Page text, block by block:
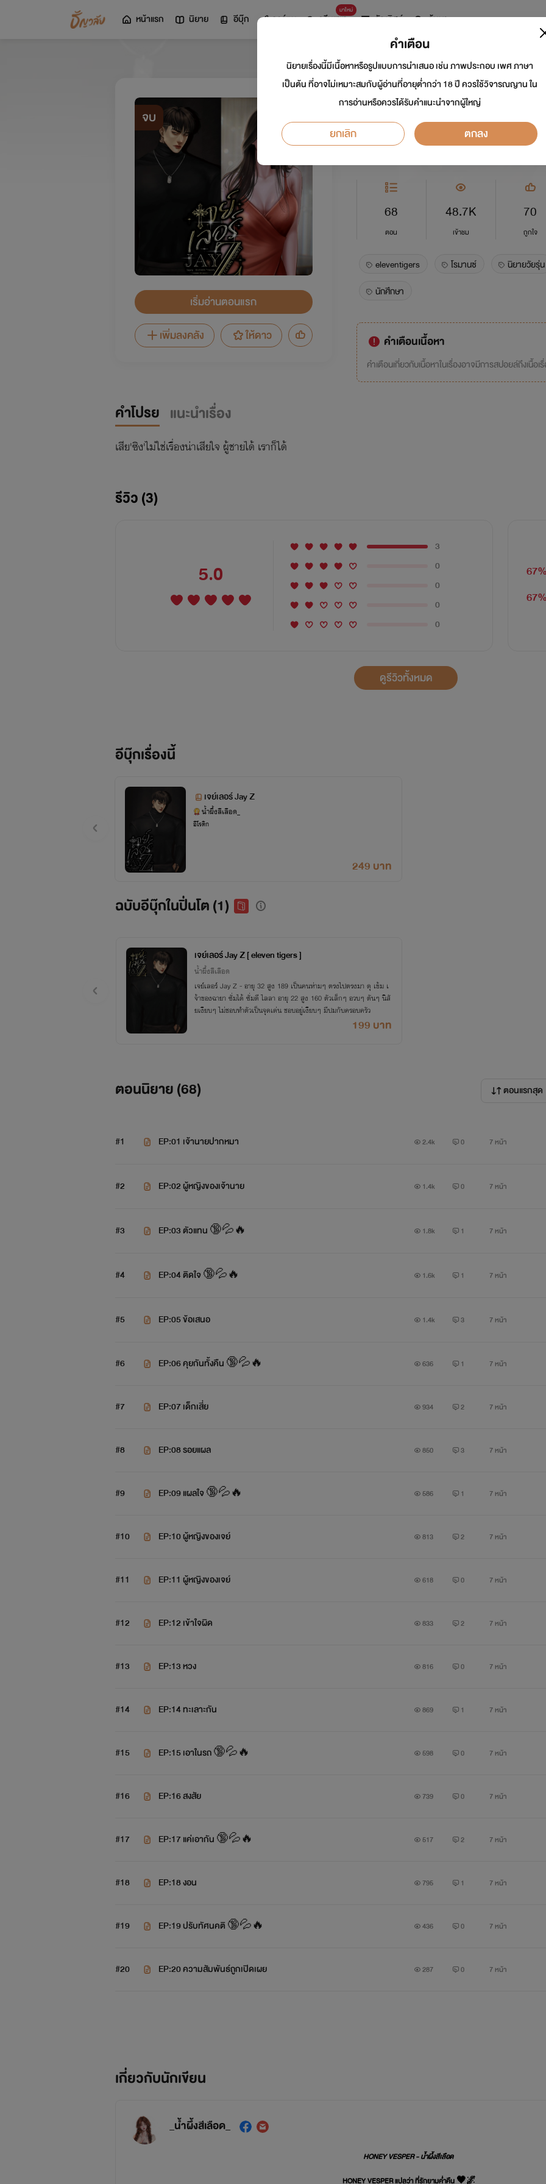
หน้าแรก นิยาย อีบุ๊ก การ์ตูน
มาใหม่
ดรีมแชท ธัญลิสต์ ค้นหา
จบ
เริ่มอ่านตอนแรก
เพิ่มลงคลัง
ให้ดาว
เจย์เลอร์ Jay Z
นักเขียน:_น้ำผึ้งสีเลือด_
อีโรติก
68
ตอน
48.7K
เข้าชม
70
ถูกใจ
eleventigers โรมานซ์ นิยายวัยรุ่น
นักศึกษา
คำเตือนเนื้อหา
คำเตือนเกี่ยวกับเนื้อหาในเรื่องอาจมีการสปอยล์ถึงเนื้อเ
คำโปรย แนะนำเรื่อง
เสีย'ซิง'ไม่ใช่เรื่องน่าเสียใจ ผู้ชายได้ เราก็ได้
รีวิว (3)
5.0
3
0
0
0
0
67%
67%
ดูรีวิวทั้งหมด
อีบุ๊กเรื่องนี้
เจย์เลอร์ Jay Z
น้ำผึ้งสีเลือด_
อีโรติก
249 บาท
ฉบับอีบุ๊กในปิ่นโต (1)
เจย์เลอร์ Jay Z [ eleven tigers ]
น้ำผึ้งสีเลือด
เจย์เลอร์ Jay Z - อายุ 32 สูง 189 เป็นคนห่ามๆ ตรงไปตรงมา ดุ เข้ม เ
จ้าของฉายา ซั่มได้ ซั่มดี ไลลา อายุ 22 สูง 160 ตัวเล็กๆ อวบๆ ตันๆ นิสั
ยเงียบๆ ไม่ชอบทำตัวเป็นจุดเด่น ชอบอยู่เงียบๆ มีปมกับครอบครัว
199 บาท
ตอนนิยาย (68) ตอนแรกสุด
#1 EP:01 เจ้านายปากหมา 2.4k 0 7 หน้า
#2 EP:02 ผู้หญิงของเจ้านาย 1.4k 0 7 หน้า
#3 EP:03 ตัวแทน 🔞💦🔥 1.8k 1 7 หน้า
#4 EP:04 ติดใจ 🔞💦🔥 1.6k 1 7 หน้า
#5 EP:05 ข้อเสนอ 1.4k 3 7 หน้า
#6 EP:06 คุยกันทั้งคืน 🔞💦🔥 636 1 7 หน้า
#7 EP:07 เด็กเสี่ย 934 2 7 หน้า
#8 EP:08 รอยแผล 850 3 7 หน้า
#9 EP:09 แผลใจ 🔞💦🔥 586 1 7 หน้า
#10 EP:10 ผู้หญิงของเจย์ 813 2 7 หน้า
#11 EP:11 ผู้หญิงของเจย์ 618 0 7 หน้า
#12 EP:12 เข้าใจผิด 833 2 7 หน้า
#13 EP:13 หวง 816 0 7 หน้า
#14 EP:14 ทะเลาะกัน 869 1 7 หน้า
#15 EP:15 เอาในรถ 🔞💦🔥 598 0 7 หน้า
#16 EP:16 สงสัย 739 0 7 หน้า
#17 EP:17 แค่เอากัน 🔞💦🔥 517 2 7 หน้า
#18 EP:18 งอน 795 1 7 หน้า
#19 EP:19 ปรับทัศนคติ 🔞💦🔥 436 0 7 หน้า
#20 EP:20 ความสัมพันธ์ถูกเปิดเผย 287 0 7 หน้า
เกี่ยวกับนักเขียน
_น้ำผึ้งสีเลือด_
HONEY VESPER - น้ำผึ้งสีเลือด
HONEY VESPER แปลว่า ที่รักยามค่ำคืน 🖤🌌
คำเตือน
นิยายเรื่องนี้มีเนื้อหาหรือรูปแบบการนำเสนอ เช่น ภาพประกอบ เพศ ภาษา
เป็นต้น ที่อาจไม่เหมาะสมกับผู้อ่านที่อายุต่ำกว่า 18 ปี ควรใช้วิจารณญาน ใน
การอ่านหรือควรได้รับคำแนะนำจากผู้ใหญ่
ยกเลิก ตกลง